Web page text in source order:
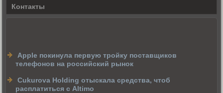
Контакты
Apple покинула первую тройку поставщиков
телефонов на российский рынок
Cukurova Holding отыскала средства, чтоб
расплатиться с Altimo